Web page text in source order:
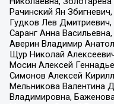
Рачинский Ян
Гудков Лев
Саранг Анна
Аверин Владимир
Щур Николай
Мосин Алексей
Симонов Алексей
Мельникова Валентина
Владимировна,